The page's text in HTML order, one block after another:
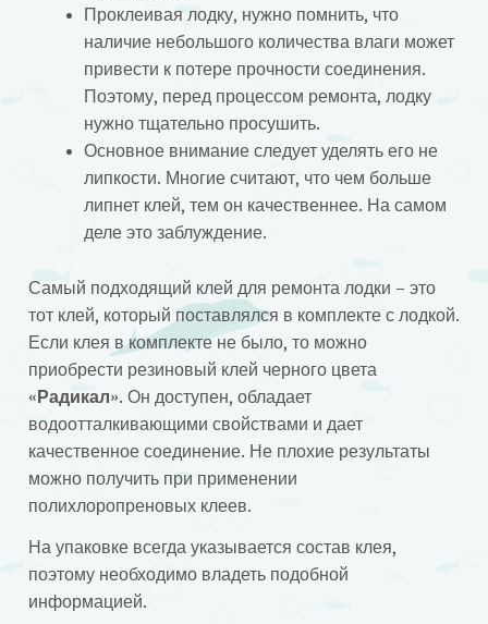
Проклеивая лодку, нужно помнить, что
наличие небольшого количества влаги может
привести к потере прочности соединения.
Поэтому, перед процессом ремонта, лодку
нужно тщательно просушить.
Основное внимание следует уделять его не
липкости. Многие считают, что чем больше
липнет клей, тем он качественнее. На самом
деле это заблуждение.
Самый подходящий клей для ремонта лодки – это
тот клей, который поставлялся в комплекте с лодкой.
Если клея в комплекте не было, то можно
приобрести резиновый клей черного цвета
« Радикал». Он доступен, обладает
водоотталкивающими свойствами и дает
качественное соединение. Не плохие результаты
можно получить при применении
полихлоропреновых клеев.
На упаковке всегда указывается состав клея,
поэтому необходимо владеть подобной
информацией.